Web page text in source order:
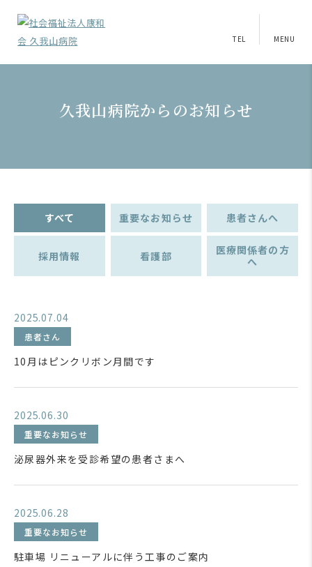
TEL MENU
久我山病院からのお知らせ
すべて 重要なお知らせ 患者さんへ
採用情報 看護部
医療関係者の方
へ
2025.07.04
患者さん
10月はピンクリボン月間です
2025.06.30
重要なお知らせ
泌尿器外来を受診希望の患者さまへ
2025.06.28
重要なお知らせ
駐車場 リニューアルに伴う工事のご案内